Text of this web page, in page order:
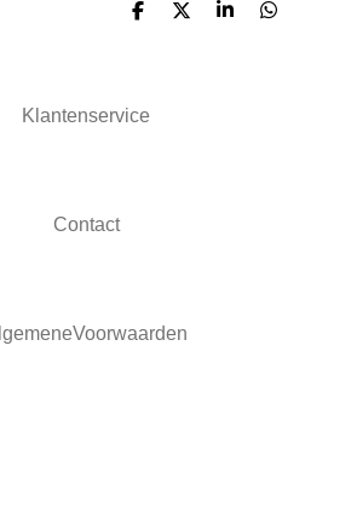
D
D
S
D
Klantenservice
Contact